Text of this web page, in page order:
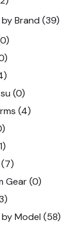
by Brand (39)
(0)
(4)
(7)
Gear (0)
by Model (58)